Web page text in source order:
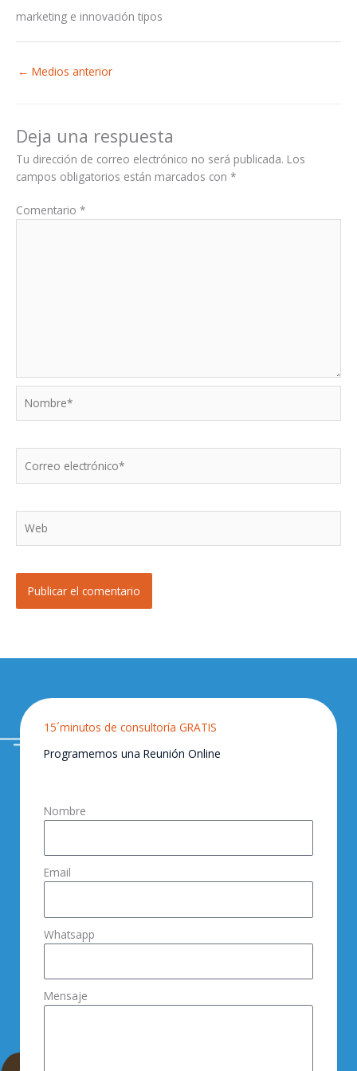
marketing e innovación tipos
← Medios anterior
Deja una respuesta
Tu dirección de correo electrónico no será publicada. Los
campos obligatorios están marcados con *
Comentario *
electrónico*
15´minutos de consultoría GRATIS
Programemos una Reunión Online
Nombre
Email
Whatsapp
Mensaje